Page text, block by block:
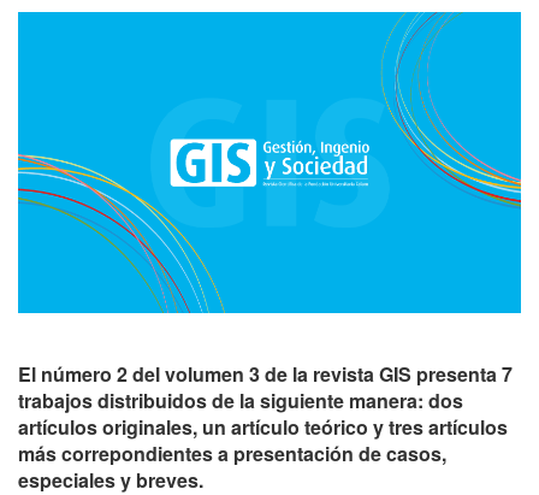
El número 2 del volumen 3 de la revista GIS presenta 7
trabajos distribuidos de la siguiente manera: dos
artículos originales, un artículo teórico y tres artículos
más correpondientes a presentación de casos,
especiales y breves.